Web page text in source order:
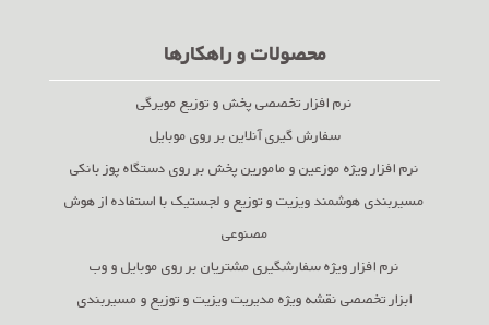
محصولات و راهکارها
نرم افزار تخصصی پخش و توزیع مویرگی
سفارش گیری آنلاین بر روی موبایل
نرم افزار ویژه موزعین و مامورین پخش بر روی دستگاه پوز بانکی
مسیربندی هوشمند ویزیت و توزیع و لجستیک با استفاده از هوش
مصنوعی
نرم افزار ویژه سفارشگیری مشتریان بر روی موبایل و وب
ابزار تخصصی نقشه ویژه مدیریت ویزیت و توزیع و مسیربندی